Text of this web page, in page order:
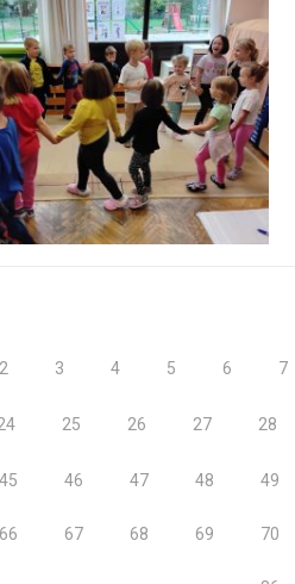
2 3 4 5 6 7
25 26 27 28
45 46 47 48 49
66 67 68 69 70